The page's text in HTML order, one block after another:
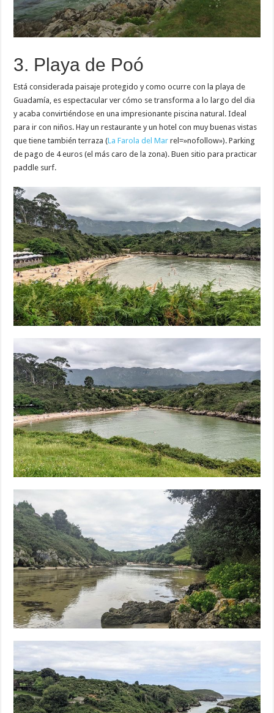
3. Playa de Poó
Está considerada paisaje protegido y como ocurre con la playa de
Guadamía, es espectacular ver cómo se transforma a lo largo del dia
y acaba convirtiéndose en una impresionante piscina natural. Ideal
para ir con niños. Hay un restaurante y un hotel con muy buenas vistas
que tiene también terraza (La Farola del Mar rel=»nofollow»). Parking
de pago de 4 euros (el más caro de la zona). Buen sitio para practicar
paddle surf.